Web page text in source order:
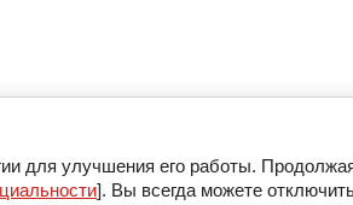
для улучшения его работы.
]. Вы всегда можете